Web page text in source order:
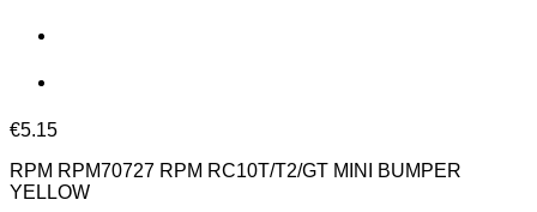
€5.15
RPM RPM70727 RPM RC10T/T2/GT MINI BUMPER
YELLOW